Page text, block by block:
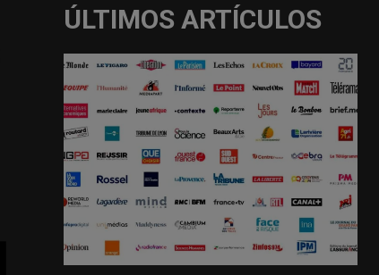
ÚLTIMOS ARTÍCULOS